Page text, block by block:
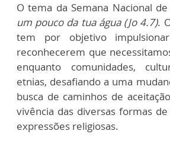
O tema da Semana Nacional
um pouco da tua água (Jo 4.7).
tem por objetivo
reconhecerem que
enquanto comunidades,
etnias, desafiando a uma
busca de caminhos de
vivência das diversas formas
expressões religiosas.